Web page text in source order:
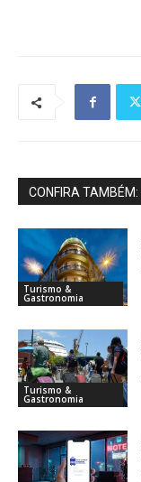
CONFIRA TAMBÉM:
Turismo &
Gastronomia
Turismo &
Gastronomia